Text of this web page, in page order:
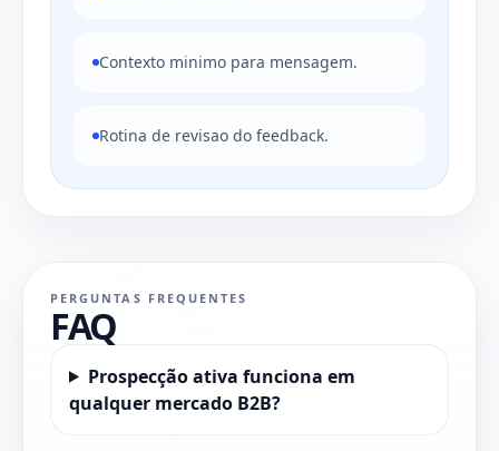
Contexto minimo para mensagem.
Rotina de revisao do feedback.
PERGUNTAS FREQUENTES
FAQ
Prospecção ativa funciona em
qualquer mercado B2B?